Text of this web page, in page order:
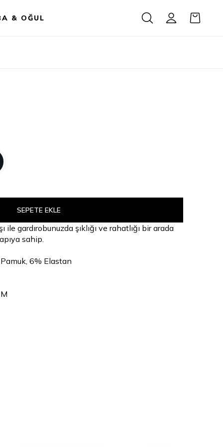
& OĞUL
SEPETE EKLE
gardırobunuzda şıklığı ve rahatlığı bir arada
sahip.
6% Elastan